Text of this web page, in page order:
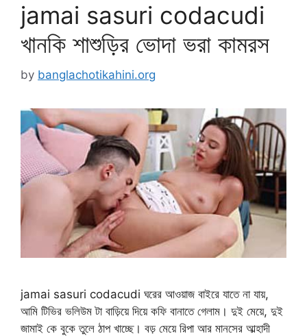
jamai sasuri codacudi
খানকি শাশুড়ির ভোদা ভরা কামরস
by banglachotikahini.org
jamai sasuri codacudi ঘরের আওয়াজ বাইরে যাতে না যায়,
আমি টিভির ভলিউম টা বাড়িয়ে দিয়ে কফি বানাতে গেলাম। দুই মেয়ে, দুই
জামাই কে বুকে তুলে ঠাপ খাচ্ছে। বড় মেয়ে রিপা আর মানসের আল্হাদী